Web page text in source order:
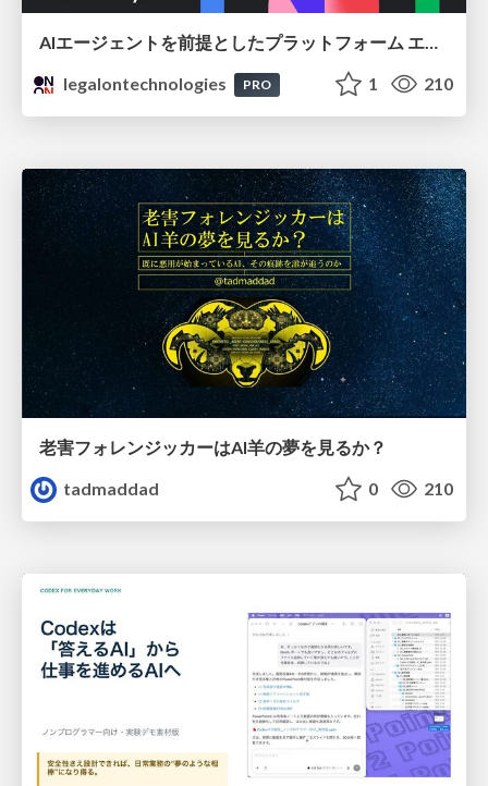
AIエージェントを前提としたプラットフォーム エンジニアリング：GKEで作るAgent-Ready Golden Path
legalontechnologies
PRO 1 210
老害フォレンジッカーはAI羊の夢を見るか？
tadmaddad
0 210